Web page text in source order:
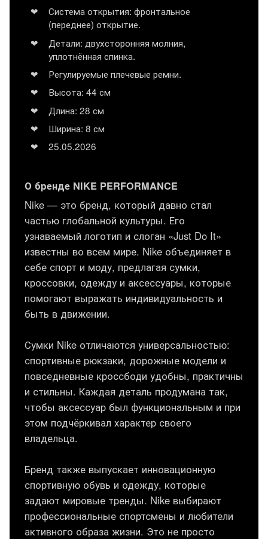
Система открытия: фронтальное
(переднее) открытие.
Детали: двухсторонняя молния,
уплотнённая спинка.
Регулируемые плечевые ремни.
Высота: 44 см
Длина: 28 см
Ширина: 8 см
25.05.2026
О бренде NIKE PERFORMANCE
Nike — это бренд, который давно стал
частью глобальной культуры. Его
узнаваемый логотип и слоган «Just Do It»
известны во всем мире. Nike объединяет в
себе спорт и моду, предлагая сумки,
кроссовки, одежду и аксессуары, которые
помогают выражать индивидуальность и
быть в движении.
Сумки Nike отличаются универсальностью:
спортивные рюкзаки, дорожные модели и
повседневные кроссбоди удобны, практичны
и стильны. Каждая деталь продумана так,
чтобы аксессуар был функциональным и при
этом подчёркивал характер своего
владельца.
Бренд также выпускает инновационную
спортивную обувь и одежду, которые
задают мировые тренды. Nike выбирают
профессиональные спортсмены и любители
активного образа жизни. Это не просто